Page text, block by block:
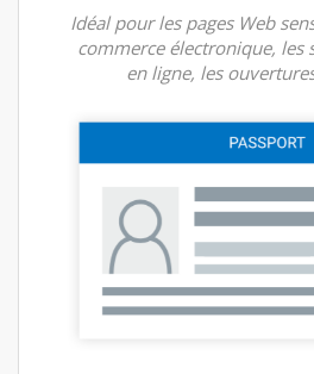
Idéal pour les pages Web
commerce électronique, les
en ligne, les